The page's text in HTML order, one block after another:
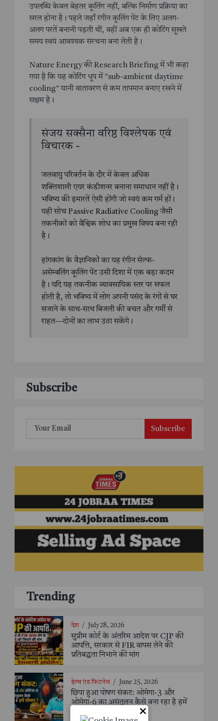
उपलब्धि केवल बेहतर कूलिंग नहीं, बल्कि निर्माण प्रक्रिया का
सरल होना है। पहले जहाँ रंगीन कूलिंग पेंट के लिए अलग-
अलग परतें बनानी पड़ती थीं, वहीं अब एक ही कोटिंग सूखते
समय स्वयं आवश्यक संरचना बना लेती है।
Nature Energy की Research Briefing में भी कहा
गया है कि यह कोटिंग धूप में "sub-ambient daytime
cooling" यानी वातावरण से कम तापमान बनाए रखने में
सक्षम है।
संजय सक्सैना वरिष्ठ विश्लेषक एवं
विचारक -
जलवायु परिवर्तन के दौर में केवल अधिक
शक्तिशाली एयर कंडीशनर बनाना समाधान नहीं है।
भविष्य की इमारतें ऐसी होंगी जो स्वयं कम गर्म हों।
यही सोच Passive Radiative Cooling जैसी
तकनीकों को वैश्विक शोध का प्रमुख विषय बना रही
है।
हांगकांग के वैज्ञानिकों का यह रंगीन सेल्फ-
असेम्बलिंग कूलिंग पेंट उसी दिशा में एक बड़ा कदम
है। यदि यह तकनीक व्यावसायिक स्तर पर सफल
होती है, तो भविष्य में लोग अपनी पसंद के रंगों से घर
सजाने के साथ-साथ बिजली की बचत और गर्मी से
राहत—दोनों का लाभ उठा सकेंगे।
Subscribe
Subscribe
Trending
देश / July 28, 2026
सुप्रीम कोर्ट के अंतरिम आदेश पर CJP की
आपत्ति, सरकार से FIR वापस लेने की
प्रतिबद्धता निभाने की मांग
हेल्थ एंड फिटनेस / June 25, 2026
छिपा हुआ पोषण संकट: ओमेगा-3 और
ओमेगा-6 का असंतुलन कैसे बना रहा है हमें
×